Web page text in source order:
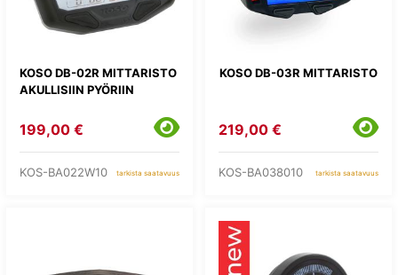
KOSO DB-02R MITTARISTO
AKULLISIIN PYÖRIIN
199,00 €
KOS-BA022W10 tarkista saatavuus
KOSO DB-03R MITTARISTO
219,00 €
KOS-BA038010 tarkista saatavuus